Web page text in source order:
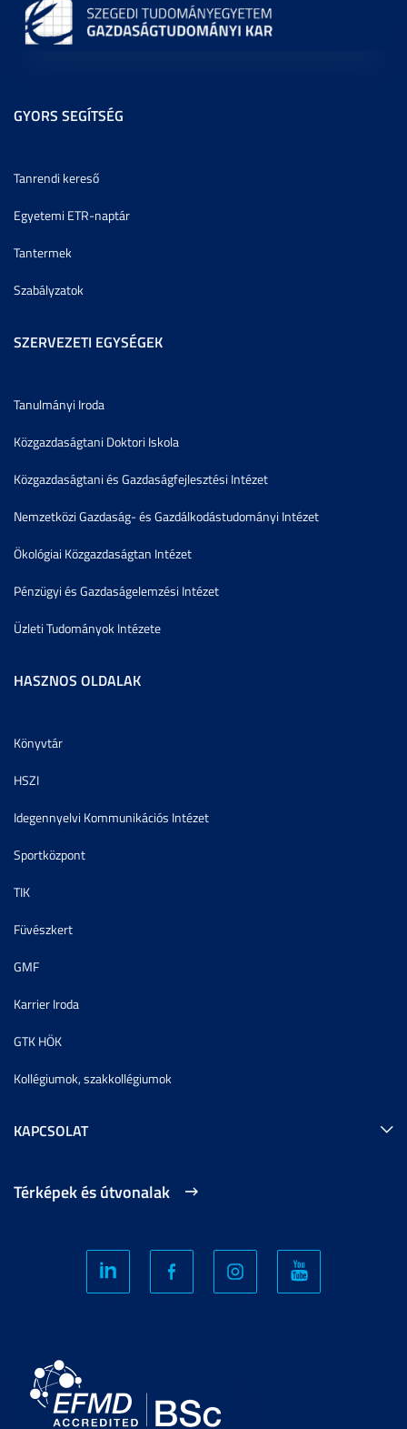
GYORS SEGÍTSÉG
Tanrendi kereső
Egyetemi ETR-naptár
Tantermek
Szabályzatok
SZERVEZETI EGYSÉGEK
Tanulmányi Iroda
Közgazdaságtani Doktori Iskola
Közgazdaságtani és Gazdaságfejlesztési Intézet
Nemzetközi Gazdaság- és Gazdálkodástudományi Intézet
Ökológiai Közgazdaságtan Intézet
Pénzügyi és Gazdaságelemzési Intézet
Üzleti Tudományok Intézete
HASZNOS OLDALAK
Könyvtár
HSZI
Idegennyelvi Kommunikációs Intézet
Sportközpont
TIK
Füvészkert
GMF
Karrier Iroda
GTK HÖK
Kollégiumok, szakkollégiumok
KAPCSOLAT
Térképek és útvonalak